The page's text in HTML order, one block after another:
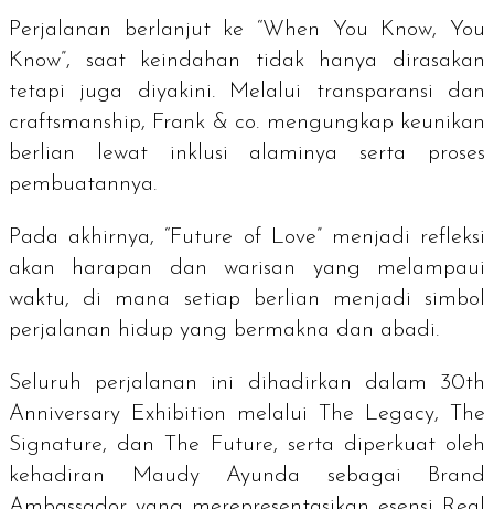
Perjalanan berlanjut ke “When You Know, You
Know”, saat keindahan tidak hanya dirasakan
tetapi juga diyakini. Melalui transparansi dan
craftsmanship, Frank & co. mengungkap keunikan
berlian lewat inklusi alaminya serta proses
pembuatannya.
Pada akhirnya, “Future of Love” menjadi refleksi
akan harapan dan warisan yang melampaui
waktu, di mana setiap berlian menjadi simbol
perjalanan hidup yang bermakna dan abadi.
Seluruh perjalanan ini dihadirkan dalam 30th
Anniversary Exhibition melalui
The Legacy,
The
Signature, dan The Future, serta diperkuat oleh
kehadiran Maudy Ayunda sebagai
Brand